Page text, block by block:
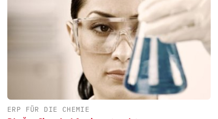
ERP FÜR DIE CHEMIE